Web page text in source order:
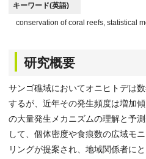
キーワード(英語)
conservation of coral reefs, statistical
研究概要
サンゴ礁域においてオニヒトデは
するが、近年その発生頻度は増加
の大量発生メカニズムの理解と予
して、個体密度や食痕数の広域モ
リングが提案され、地域関係者に